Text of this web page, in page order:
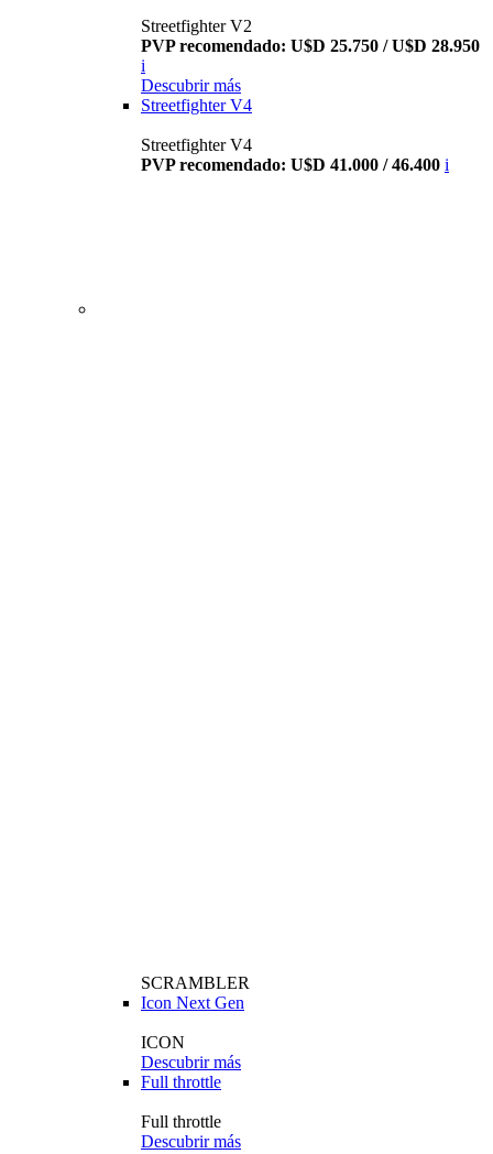
Streetfighter V2
PVP recomendado: U$D 25.750 / U$D 28.950
i
Descubrir más
Streetfighter V4
Streetfighter V4
PVP recomendado: U$D 41.000 / 46.400 i
SCRAMBLER
Icon Next Gen
ICON
Descubrir más
Full throttle
Full throttle
Descubrir más